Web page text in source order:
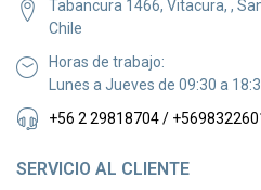
Tabancura 1466, Vitacura, ,
Chile
Horas de trabajo:
Lunes a Jueves de 09:30 a
+56 2 29818704 /
SERVICIO AL CLIENTE